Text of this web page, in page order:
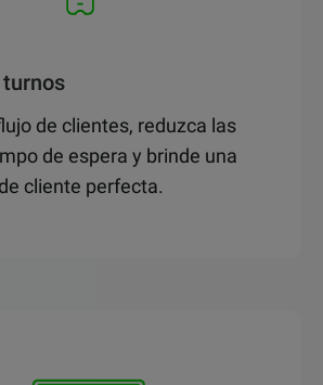
de clientes, reduzca las
de espera y brinde una
cliente perfecta.